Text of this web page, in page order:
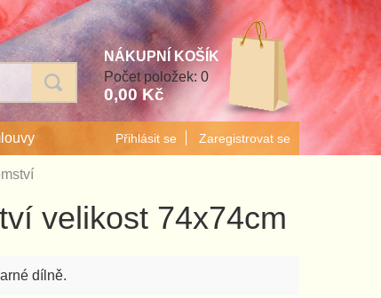
Počet položek: 0
0,00 Kč
Přihlásit se Zaregistrovat se
velikost 74x74cm
dílně.